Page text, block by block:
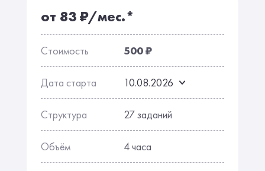
от 83 ₽/мес.*
Стоимость 500 ₽
Дата старта 10.08.2026
Структура 27 заданий
Объём 4 часа